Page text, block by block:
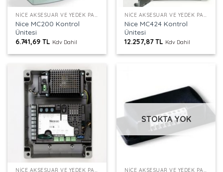
Nice MC200 Kontrol
Ünitesi
6.741,69TL Kdv Dahil
Nice MC424 Kontrol
Ünitesi
12.257,87TL Kdv Dahil
NICE AKSESUAR VE YEDEK PARÇALAR
STOKTA YOK
NICE AKSESUAR VE YEDEK PARÇALAR